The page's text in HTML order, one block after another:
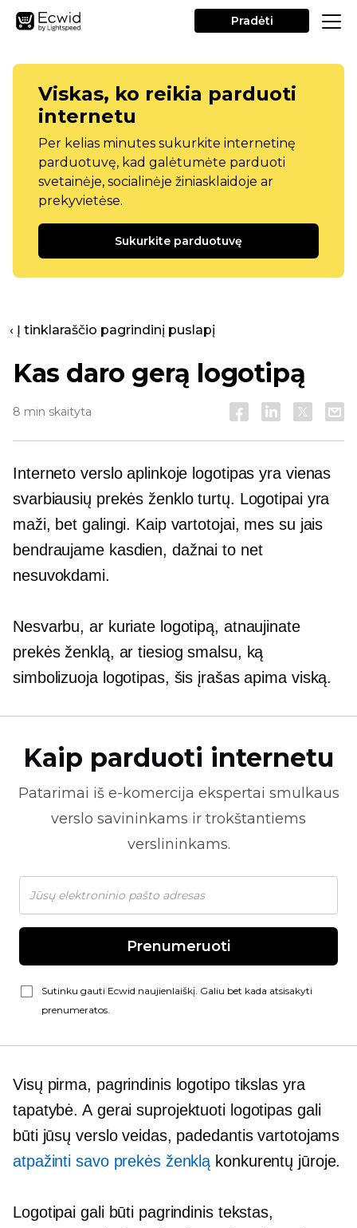
Pradėti
Viskas, ko reikia parduoti
internetu
Per kelias minutes sukurkite internetinę
parduotuvę, kad galėtumėte parduoti
svetainėje, socialinėje žiniasklaidoje ar
prekyvietėse.
Sukurkite parduotuvę
‹ Į tinklaraščio pagrindinį puslapį
Kas daro gerą logotipą
8 min skaityta
Interneto verslo aplinkoje logotipas yra vienas
svarbiausių prekės ženklo turtų. Logotipai yra
maži, bet galingi. Kaip vartotojai, mes su jais
bendraujame kasdien, dažnai to net
nesuvokdami.
Nesvarbu, ar kuriate logotipą, atnaujinate
prekės ženklą, ar tiesiog smalsu, ką
simbolizuoja logotipas, šis įrašas apima viską.
Kaip parduoti internetu
Patarimai iš e-komercija ekspertai smulkaus
verslo savininkams ir trokštantiems
verslininkams.
Prenumeruoti
Sutinku gauti Ecwid naujienlaiškį. Galiu bet kada atsisakyti
prenumeratos.
Visų pirma, pagrindinis logotipo tikslas yra
tapatybė. A gerai suprojektuotilogotipas gali
būti jūsų verslo veidas, padedantis vartotojams
atpažinti savo prekės ženklą konkurentų jūroje.
Logotipai gali būti pagrindinis tekstas,